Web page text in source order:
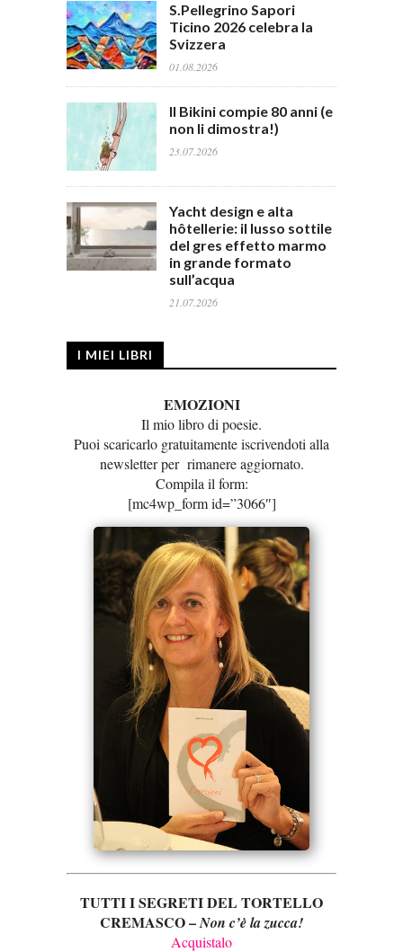
S.Pellegrino Sapori
Ticino 2026 celebra la
Svizzera
01.08.2026
Il Bikini compie 80 anni (e
non li dimostra!)
23.07.2026
Yacht design e alta
hôtellerie: il lusso sottile
del gres effetto marmo
in grande formato
sull’acqua
21.07.2026
I MIEI LIBRI
EMOZIONI
Il mio libro di poesie.
Puoi scaricarlo gratuitamente iscrivendoti alla
newsletter per rimanere aggiornato.
Compila il form:
[mc4wp_form id=”3066″]
TUTTI I SEGRETI DEL TORTELLO
CREMASCO –Non c’è la zucca!
Acquistalo